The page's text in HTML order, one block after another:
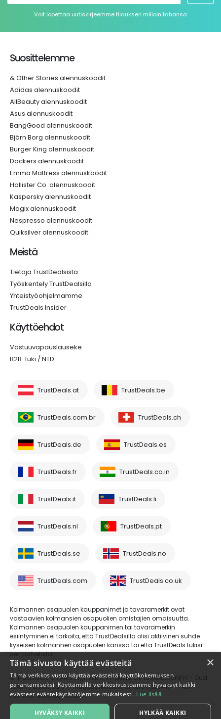
Voit lopettaa uutiskirjeemme tilauksen milloin tahansa
Suosittelemme
& Other Stories alennuskoodit
Adidas alennuskoodit
AllBeauty alennuskoodit
Asus alennuskoodit
BangGood alennuskoodit
Björn Borg alennuskoodit
Burger King alennuskoodit
Dockers alennuskoodit
Emma Mattress alennuskoodit
Hollister Co. alennuskoodit
Kaspersky alennuskoodit
Magix alennuskoodit
Nespresso alennuskoodit
Quiksilver alennuskoodit
Meistä
Tietoja TrustDealsista
Työskentely TrustDealsilla
Yhteistyöohjelmamme
TrustDeals Insider
Käyttöehdot
Vastuuvapauslauseke
B2B-tuki / NTD
TrustDeals.at TrustDeals.be
TrustDeals.com.br TrustDeals.ch
TrustDeals.de TrustDeals.es
TrustDeals.fr TrustDeals.co.in
TrustDeals.it TrustDeals.li
TrustDeals.nl TrustDeals.pt
TrustDeals.se TrustDeals.no
TrustDeals.com TrustDeals.co.uk
Kolmannen osapuolen kauppanimet ja tavaramerkit ovat
vastaavien kolmansien osapuolien omistajien omaisuutta.
Kolmannen osapuolen kauppanimen tai tavaramerkin
esiintyminen ei tarkoita, että TrustDealsilla olisi aktiivinen suhde
kyseisen kolmannen osapuolen kanssa tai että TrustDeals tukisi
sen palveluita.
© Trustdeals on AMS Digital B.V.:n rekisteröimä kauppanimi - Oud
Laren 1, 1251BL, Laren - kaupparekisterinumero 80264174 - ALV-
numero: NL861609360B01
×
Tämä sivusto käyttää evästeitä
Tämä verkkosivusto käyttää evästeitä käyttökokemuksen
parantamiseksi. Käyttämällä verkkosivustoamme hyväksyt kaikki
evästeet evästekäytäntöjemme mukaisesti. Lue lisää
HYVÄKSY KAIKKI HYLKÄÄ KAIKKI